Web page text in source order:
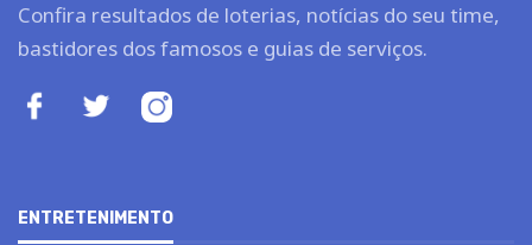
Confira resultados de loterias, notícias do seu time,
bastidores dos famosos e guias de serviços.
ENTRETENIMENTO